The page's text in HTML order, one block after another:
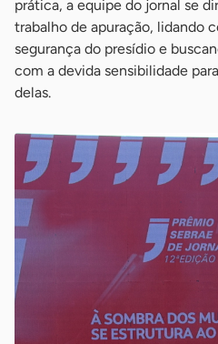
prática, a equipe do jornal se
trabalho de apuração, lidando
segurança do presídio e
com a devida sensibilidade
delas.